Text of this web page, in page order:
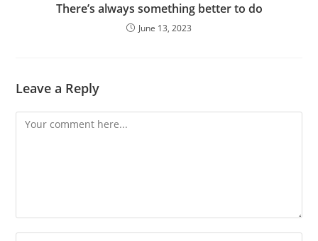
There’s always something better to do
June 13, 2023
Leave a Reply